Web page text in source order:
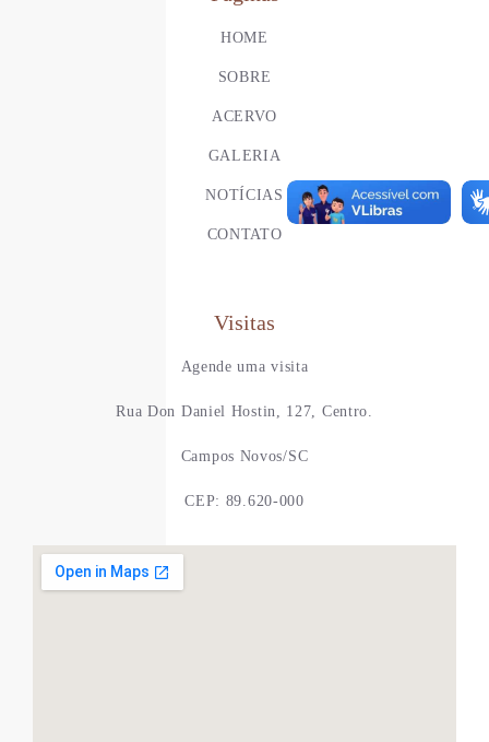
HOME
SOBRE
ACERVO
GALERIA
NOTÍCIAS
CONTATO
Visitas
Agende uma visita
Rua Don Daniel Hostin, 127, Centro.
Campos Novos/SC
CEP: 89.620-000